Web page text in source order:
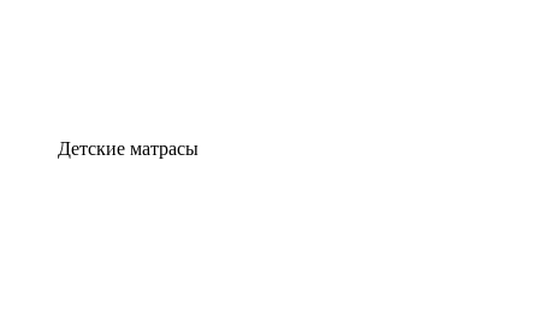
Детские матрасы